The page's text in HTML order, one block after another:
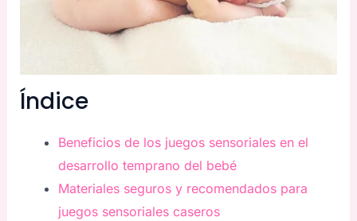
Índice
Beneficios de los juegos sensoriales en el
desarrollo temprano del bebé
Materiales seguros y recomendados para
juegos sensoriales caseros